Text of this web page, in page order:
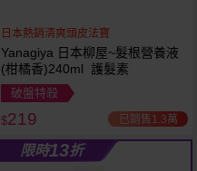
日本熱銷清爽頭皮法寶
Yanagiya 日本柳屋~髮根營養液
(柑橘香)240ml 護髮素
破盤特殺
$219 已銷售1.3萬
限時13折